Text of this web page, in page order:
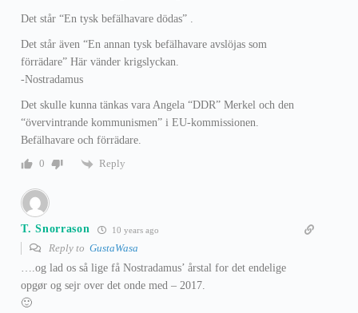
Det står “En tysk befälhavare dödas” .
Det står även “En annan tysk befälhavare avslöjas som
förrädare” Här vänder krigslyckan.
-Nostradamus
Det skulle kunna tänkas vara Angela “DDR” Merkel och den
“övervintrande kommunismen” i EU-kommissionen.
Befälhavare och förrädare.
0
Reply
T. Snorrason 10 years ago
Reply to GustaWasa
….og lad os så lige få Nostradamus’ årstal for det endelige
opgør og sejr over det onde med – 2017.
🙂